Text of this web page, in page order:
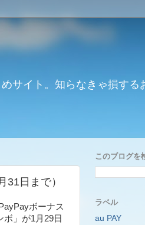
サイト。知らなきゃ損する
日まで）
ボーナス
」が1月29日
このブログを
ラベル
au PAY